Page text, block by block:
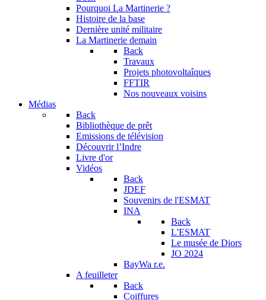
Pourquoi La Martinerie ?
Histoire de la base
Dernière unité militaire
La Martinerie demain
Back
Travaux
Projets photovoltaîques
FFTIR
Nos nouveaux voisins
Médias
Back
Bibliothèque de prêt
Emissions de télévision
Découvrir l’Indre
Livre d'or
Vidéos
Back
JDEF
Souvenirs de l'ESMAT
INA
Back
L'ESMAT
Le musée de Diors
JO 2024
BayWa r.e.
A feuilleter
Back
Coiffures